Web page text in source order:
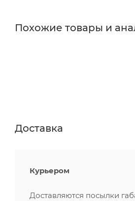
Похожие товары и
Доставка
Курьером
Доставляются посылки